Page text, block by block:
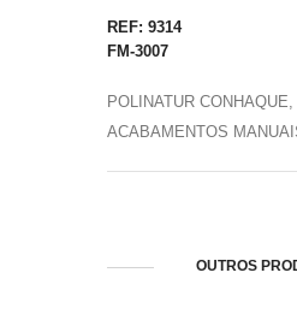
REF: 9314
FM-3007
POLINATUR
ACABAMENTOS
OUTROS